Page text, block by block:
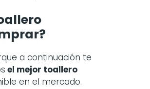
a continuación te
el mejor toallero
en el mercado.